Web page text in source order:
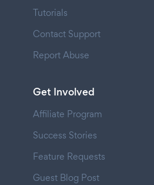
Tutorials
Contact Support
Report Abuse
Get Involved
Affiliate Program
Success Stories
Feature Requests
Guest Blog Post